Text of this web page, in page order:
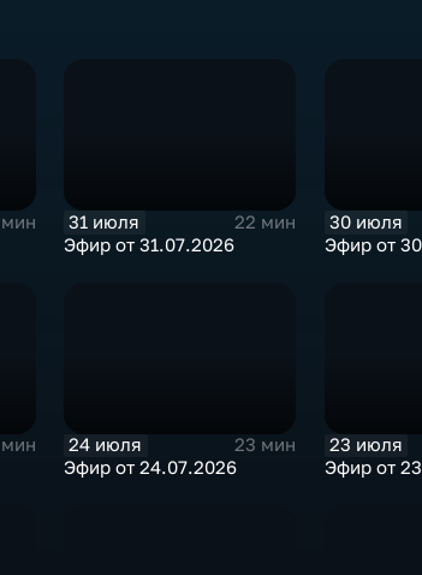
31 июля
22 мин
Эфир от 31.07.2026
30 июля
Эфир от
24 июля
23 мин
Эфир от 24.07.2026
23 июля
Эфир от